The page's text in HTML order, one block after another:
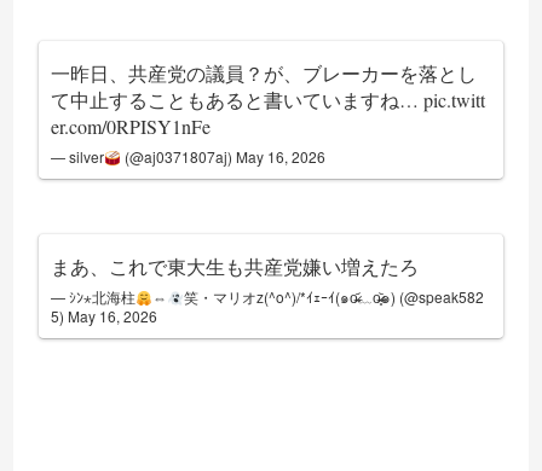
一昨日、共産党の議員？が、ブレーカーを落とし
て中止することもあると書いていますね…pic.twitt
er.com/0RPISY1nFe
— silver (@aj0371807aj) May 16, 2026
まあ、これで東大生も共産党嫌い増えたろ
— ｼﾝ⋆北海柱 ⇔
笑・マリオz(^o^)/*ｲｪｰｲ(๑o̴̶̷᷄﹏o̴̶̷̥᷅๑) (@speak582
5) May 16, 2026